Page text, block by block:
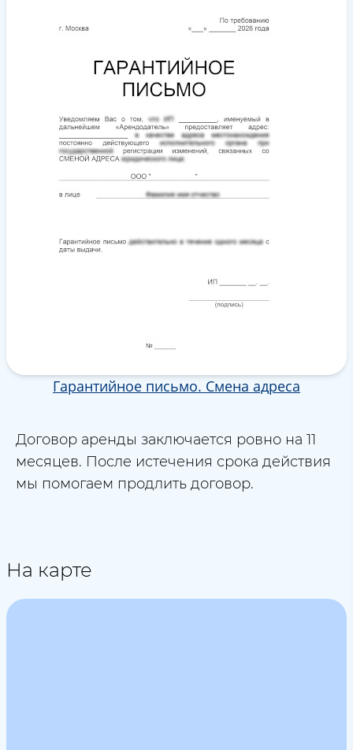
Гарантийное письмо. Смена адреса
Договор аренды заключается ровно на 11
месяцев. После истечения срока действия
мы помогаем продлить договор.
На карте